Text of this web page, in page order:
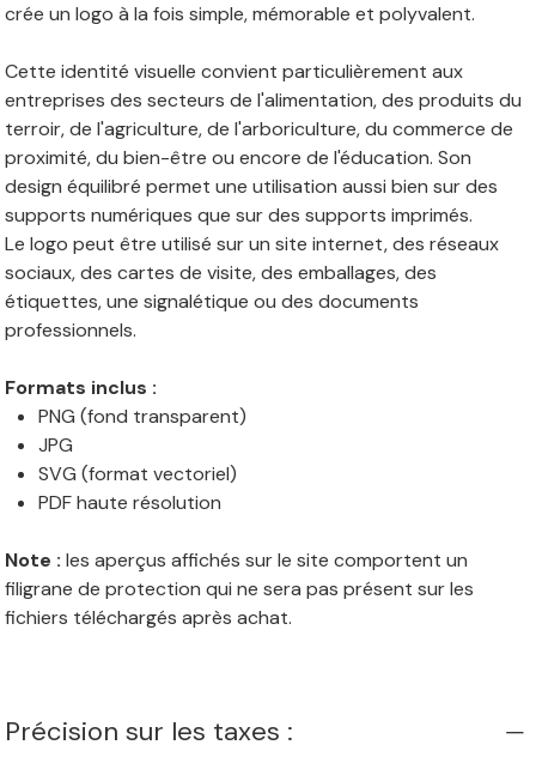
crée un logo à la fois simple, mémorable et polyvalent.
Cette identité visuelle convient particulièrement aux
entreprises des secteurs de l'alimentation, des produits du
terroir, de l'agriculture, de l'arboriculture, du commerce de
proximité, du bien-être ou encore de l'éducation. Son
design équilibré permet une utilisation aussi bien sur des
supports numériques que sur des supports imprimés.
Le logo peut être utilisé sur un site internet, des réseaux
sociaux, des cartes de visite, des emballages, des
étiquettes, une signalétique ou des documents
professionnels.
Formats inclus :
PNG (fond transparent)
JPG
SVG (format vectoriel)
PDF haute résolution
Note : les aperçus affichés sur le site comportent un
filigrane de protection qui ne sera pas présent sur les
fichiers téléchargés après achat.
Précision sur les taxes :